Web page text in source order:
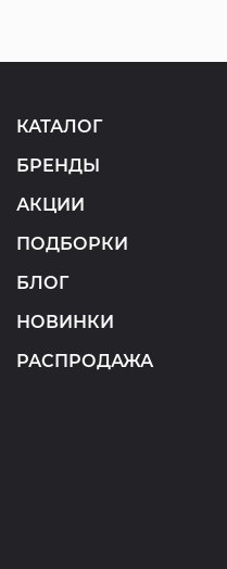
КАТАЛОГ
БРЕНДЫ
АКЦИИ
ПОДБОРКИ
БЛОГ
НОВИНКИ
РАСПРОДАЖА